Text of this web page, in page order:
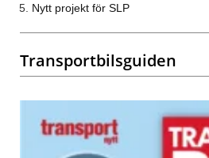
Nytt projekt för SLP
Transportbilsguiden